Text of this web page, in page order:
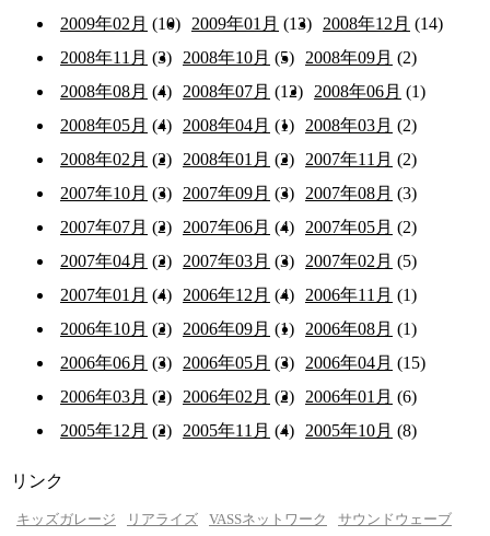
2009年02月 (10) 2009年01月 (13) 2008年12月 (14)
2008年11月 (3) 2008年10月 (5) 2008年09月 (2)
2008年08月 (4) 2008年07月 (12) 2008年06月 (1)
2008年05月 (4) 2008年04月 (1) 2008年03月 (2)
2008年02月 (2) 2008年01月 (2) 2007年11月 (2)
2007年10月 (3) 2007年09月 (3) 2007年08月 (3)
2007年07月 (2) 2007年06月 (4) 2007年05月 (2)
2007年04月 (2) 2007年03月 (3) 2007年02月 (5)
2007年01月 (4) 2006年12月 (4) 2006年11月 (1)
2006年10月 (2) 2006年09月 (1) 2006年08月 (1)
2006年06月 (3) 2006年05月 (3) 2006年04月 (15)
2006年03月 (2) 2006年02月 (2) 2006年01月 (6)
2005年12月 (2) 2005年11月 (4) 2005年10月 (8)
リンク
キッズガレージ リアライズ VASSネットワーク
サウンドウェーブ